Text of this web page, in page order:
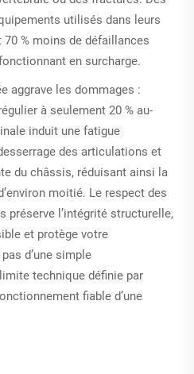
utilisés dans leurs
% moins de défaillances
en surcharge.
aggrave les dommages :
à seulement 20 % au-
induit une fatigue
des articulations et
du châssis, réduisant ainsi la
moitié. Le respect des
préserve l’intégrité structurelle,
et protège votre
d’une simple
technique définie par
fiable d’une